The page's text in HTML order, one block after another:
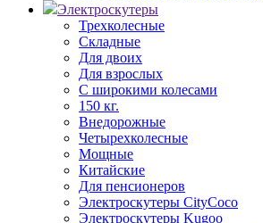
Электроскутеры
Трехколесные
Складные
Для двоих
Для взрослых
С широкими колесами
150 кг.
Внедорожные
Четырехколесные
Мощные
Китайские
Для пенсионеров
Электроскутеры CityCoco
Электроскутеры Kugoo